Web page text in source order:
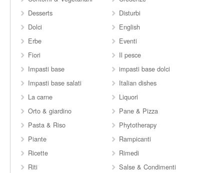
Desserts
Disturbi
Dolci
English
Erbe
Eventi
Fiori
Il pesce
Impasti base
impasti base dolci
Impasti base salati
Italian dishes
La carne
Liquori
Orto & giardino
Pane & Pizza
Pasta & Riso
Phytotherapy
Piante
Rampicanti
Ricette
Rimedi
Riti
Salse & Condimenti